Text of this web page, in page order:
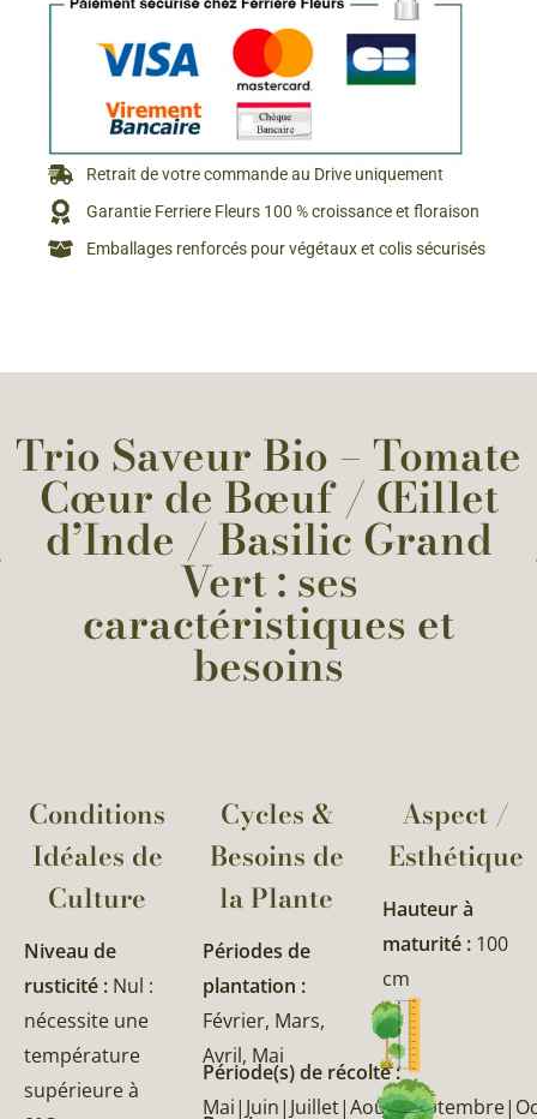
Retrait de votre commande au Drive uniquement
Garantie Ferriere Fleurs 100 % croissance et floraison
Emballages renforcés pour végétaux et colis sécurisés
Trio Saveur Bio – Tomate
Cœur de Bœuf / Œillet
d’Inde / Basilic Grand
Vert : ses
caractéristiques et
besoins
Conditions
Idéales de
Culture
Niveau de
rusticité : Nul :
nécessite une
température
supérieure à
Cycles &
Besoins de
la Plante​
Périodes de
plantation :
Février, Mars,
Avril, Mai
Période(s) de récolte :
Aspect /
Esthétique
Hauteur à
maturité : 100
cm